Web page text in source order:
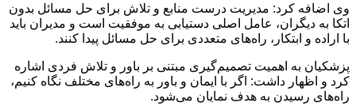
وی اضافه کرد: مدیریت درست منابع و تلاش برای حل مسائل بدون
اتکا به دیگران، عامل اصلی دستیابی به موفقیت است و مدیران باید
با اراده و ابتکار، راه‌های متعددی برای حل مسائل پیدا کنند.
پزشکیان به اهمیت تصمیم‌گیری مبتنی بر باور و تلاش فردی اشاره
کرد و اظهار داشت: اگر با ایمان و باور به راه‌های مختلف نگاه کنیم،
راه‌های رسیدن به هدف نمایان می‌شود.